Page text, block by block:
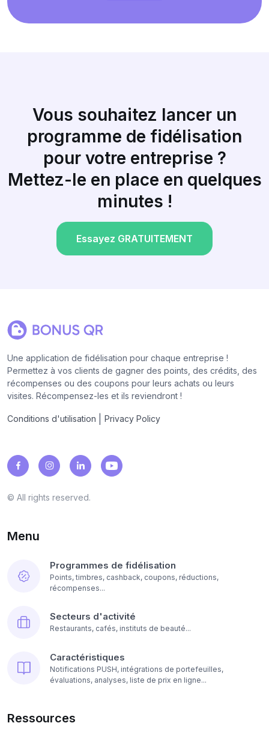
Vous souhaitez lancer un
programme de fidélisation
pour votre entreprise ?
Mettez-le en place en quelques
minutes !
Essayez GRATUITEMENT
Une application de fidélisation pour chaque entreprise !
Permettez à vos clients de gagner des points, des crédits, des
récompenses ou des coupons pour leurs achats ou leurs
visites. Récompensez-les et ils reviendront !
Conditions d'utilisation Privacy Policy
© All rights reserved.
Menu
Programmes de fidélisation
Points, timbres, cashback, coupons, réductions,
récompenses...
Secteurs d'activité
Restaurants, cafés, instituts de beauté...
Caractéristiques
Notifications PUSH, intégrations de portefeuilles,
évaluations, analyses, liste de prix en ligne...
Ressources